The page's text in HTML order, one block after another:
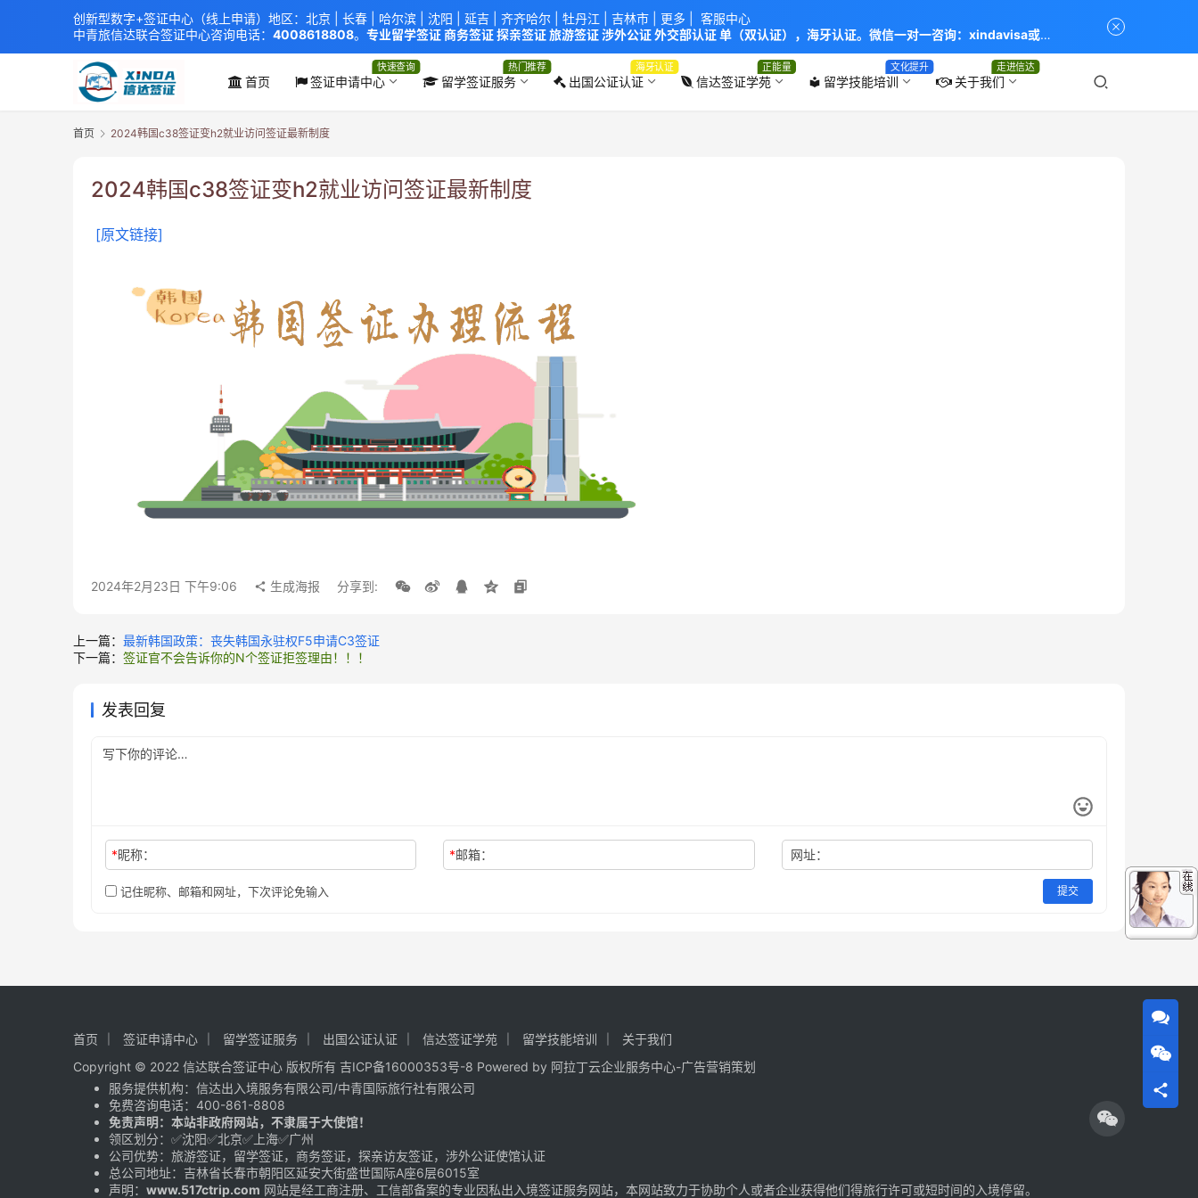
首页 签证申请中心
快速查询
留学签证服务
热门推荐
出国公证认证
海牙认证
信达签证学苑
正能量
local_library 留学技能培训
文化提升
关于我们
走进信达
首页 2024韩国c38签证变h2就业访问签证最新制度
2024韩国c38签证变h2就业访问签证最新制度
[原文链接]
2024年2月23日 下午9:06 生成海报 分享到:
上一篇： 最新韩国政策：丧失韩国永驻权F5申请C3签证
下一篇： 签证官不会告诉你的N个签证拒签理由！！！
发表回复
*昵称： *邮箱： 网址：
记住昵称、邮箱和网址，下次评论免输入 提交
首页 签证申请中心 留学签证服务 出国公证认证 信达签证学苑 留学技能培训
关于我们
Copyright © 2022 信达联合签证中心 版权所有 吉ICP备16000353号-8 Powered by 阿拉丁云企业服务中心-广告营销策划
服务提供机构： 信达出入境服务有限公司/中青国际旅行社有限公司
免费咨询电话： 400-861-8808
免责声明：本站非政府网站，不隶属于大使馆！
领区划分：✅沈阳✅北京✅上海✅广州
公司优势：旅游签证，留学签证，商务签证，探亲访友签证，涉外公证使馆认证
总公司地址：吉林省长春市朝阳区延安大街盛世国际A座6层6015室
声明： www.517ctrip.com 网站是经工商注册、工信部备案的专业因私出入境签证服务网站，本网站致力于协助个人或者企业获得他们得旅行许可或短时间的入境停留。
创新型数字+签证中心（线上申请）地区：北京 | 长春 哈尔滨 沈阳 延吉 | 齐齐哈尔 | 牡丹江 吉林市 | 更多 | 客服中心
中青旅信达联合签证中心咨询电话： 4008618808。 专业留学签证 商务签证 探亲签证 旅游签证 涉外公证 外交部认证 单（双认证），海牙认证。微信一对一咨询：xindavisa或
xindavisa01 免责声明：本站非政府网站，不隶属于大使馆！提供服务机构：信达出入境服务有限公司/中青国际旅行社有限公司.专业：留学签证 商务签证 探亲签证 旅游签证 涉外公证
外交部认证 单（双认证），海牙认证。